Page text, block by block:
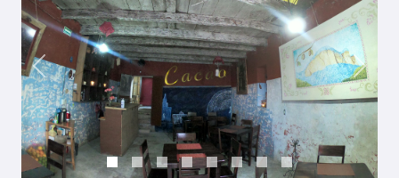
Previous Next